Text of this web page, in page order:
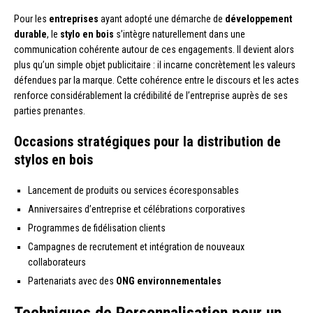
Pour les entreprises ayant adopté une démarche de développement
durable, le stylo en bois s’intègre naturellement dans une
communication cohérente autour de ces engagements. Il devient alors
plus qu’un simple objet publicitaire : il incarne concrètement les valeurs
défendues par la marque. Cette cohérence entre le discours et les actes
renforce considérablement la crédibilité de l’entreprise auprès de ses
parties prenantes.
Occasions stratégiques pour la distribution de
stylos en bois
Lancement de produits ou services écoresponsables
Anniversaires d’entreprise et célébrations corporatives
Programmes de fidélisation clients
Campagnes de recrutement et intégration de nouveaux
collaborateurs
Partenariats avec des ONG environnementales